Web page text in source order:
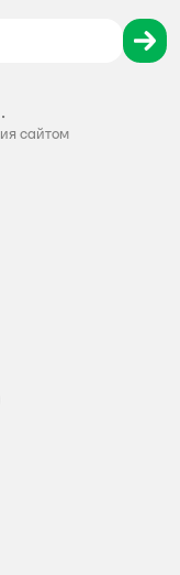
•
сайтом